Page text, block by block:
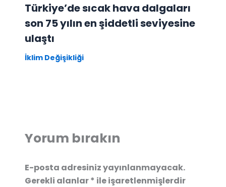
Türkiye’de sıcak hava dalgaları
son 75 yılın en şiddetli seviyesine
ulaştı
İklim Değişikliği
Yorum bırakın
E-posta adresiniz yayınlanmayacak.
Gerekli alanlar* ile işaretlenmişlerdir